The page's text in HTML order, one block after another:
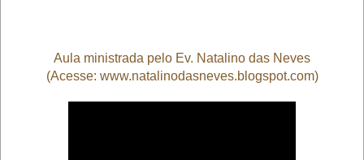
Aula ministrada pelo Ev. Natalino das Neves
(Acesse: www.natalinodasneves.blogspot.com)